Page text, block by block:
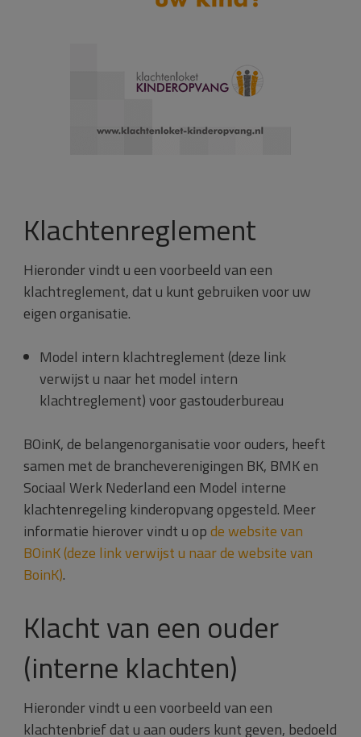
Klachtenreglement
Hieronder vindt u een voorbeeld van een
klachtreglement, dat u kunt gebruiken voor uw
eigen organisatie.
Model intern klachtreglement (deze link
verwijst u naar het model intern
klachtreglement)voor gastouderbureau
BOinK, de belangenorganisatie voor ouders, heeft
samen met de brancheverenigingen BK, BMK en
Sociaal Werk Nederland een Model interne
klachtenregeling kinderopvang opgesteld. Meer
informatie hierover vindt u opde website van
BOinK (deze link verwijst u naar de website van
BoinK).
Klacht van een ouder
(interne klachten)
Hieronder vindt u een voorbeeld van een
klachtenbrief dat u aan ouders kunt geven, bedoeld